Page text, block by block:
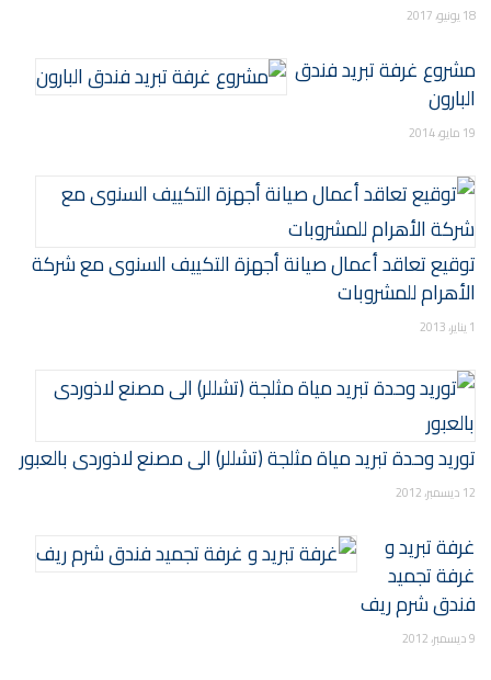
18 يونيو، 2017
مشروع غرفة تبريد فندق
البارون
19 مايو، 2014
توقيع تعاقد أعمال صيانة أجهزة التكييف السنوى مع شركة
الأهرام للمشروبات
1 يناير، 2013
توريد وحدة تبريد مياة مثلجة (تشللر) الى مصنع لاذوردى بالعبور
12 ديسمبر، 2012
غرفة تبريد و
غرفة تجميد
فندق شرم ريف
9 ديسمبر، 2012